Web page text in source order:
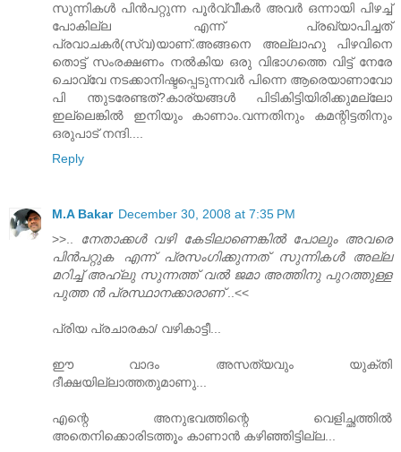
സുന്നികൾ പിൻപറ്റുന്ന പൂർവ്വീകർ അവർ ഒന്നായി പിഴച്ച്‌
പോകില്ല എന്ന് പ്രഖ്യാപിച്ചത്‌
പ്രവാചകർ(സ്വ)യാണ്‌.അങ്ങനെ അല്ലാഹു പിഴവിനെ
തൊട്ട്‌ സംരക്ഷണം നൽകിയ ഒരു വിഭാഗത്തെ വിട്ട്‌ നേരേ
ചൊവ്വേ നടക്കാനിഷ്ടപ്പെടുന്നവർ പിന്നെ ആരെയാണാവോ
പി ന്തുടരേണ്ടത്‌?കാര്യങ്ങൾ പിടികിട്ടിയിരിക്കുമല്ലോ
ഇല്ലെങ്കിൽ ഇനിയും കാണാം.വന്നതിനും കമന്റിട്ടതിനും
ഒരുപാട്‌ നന്ദി....
Reply
M.A Bakar December 30, 2008 at 7:35 PM
>>..
നേതാക്കള്‍ വഴി കേടിലാണെങ്കില്‍ പോലും അവരെ
പിന്‍പറ്റുക എന്ന് പ്രസംഗിക്കുന്നത്‌ സുന്നികള്‍ അല്ല
മറിച്ച്‌ അഹ്‌ലു സുന്നത്ത്‌ വല്‍ ജമാ അത്തിനു പുറത്തുള്ള
പുത്ത ന്‍ പ്രസ്ഥാനക്കാരാണ്..<<
പ്രിയ പ്രചാരകാ/ വഴികാട്ടീ...
ഈ വാദം അസത്യവും യുക്തി
ദീക്ഷയില്ലാത്തതുമാണു...
എന്റെ അനുഭവത്തിന്റെ വെളിച്ഛത്തില്‍
അതെനിക്കൊരിടത്തൂം കാണാന്‍ കഴിഞ്ഞിട്ടില്ല...